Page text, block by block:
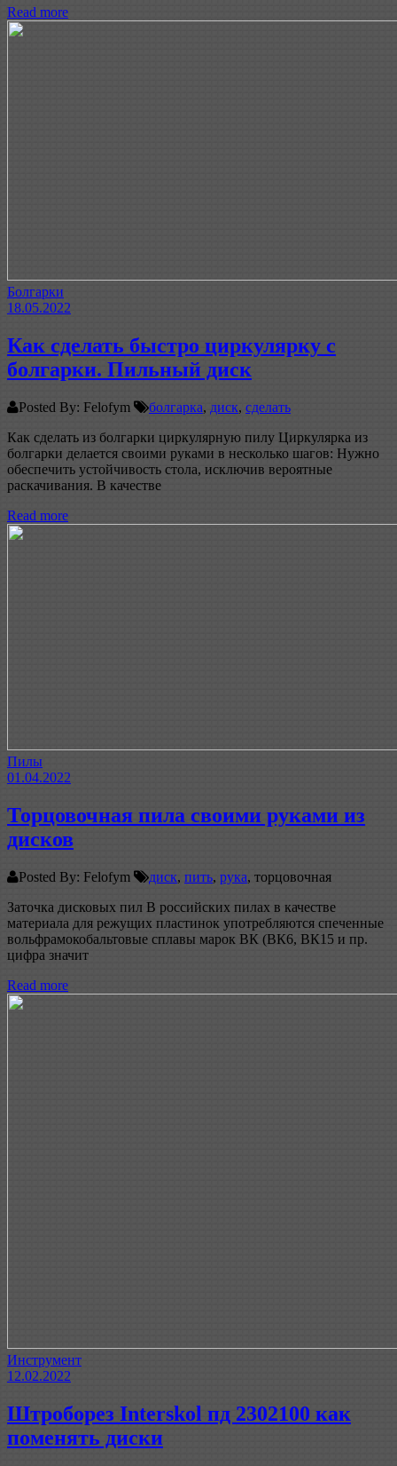
Read more
Болгарки
18.05.2022
Как сделать быстро циркулярку с
болгарки. Пильный диск
Posted By: Felofym болгарка, диск, сделать
Как сделать из болгарки циркулярную пилу Циркулярка из
болгарки делается своими руками в несколько шагов: Нужно
обеспечить устойчивость стола, исключив вероятные
раскачивания. В качестве
Read more
Пилы
01.04.2022
Торцовочная пила своими руками из
дисков
Posted By: Felofym диск, пить, рука, торцовочная
Заточка дисковых пил В российских пилах в качестве
материала для режущих пластинок употребляются спеченные
вольфрамокобальтовые сплавы марок ВК (ВК6, ВК15 и пр.
цифра значит
Read more
Инструмент
12.02.2022
Штроборез Interskol пд 2302100 как
поменять диски